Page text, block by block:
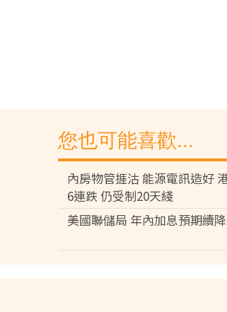
您也可能喜歡...
內房物管捱沽 能源電訊造好
6連跌 仍受制20天綫
美國聯儲局 年內加息預期續降